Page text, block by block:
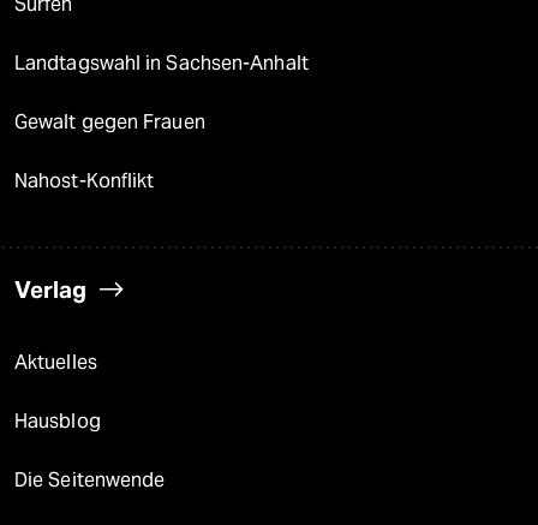
Landtagswahl in Sachsen-Anhalt
Gewalt gegen Frauen
Nahost-Konflikt
Verlag
Aktuelles
Hausblog
Die Seitenwende